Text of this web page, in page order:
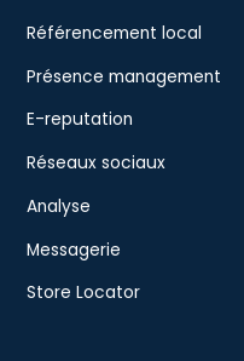
Référencement local
Présence management
E-reputation
Réseaux sociaux
Analyse
Messagerie
Store Locator